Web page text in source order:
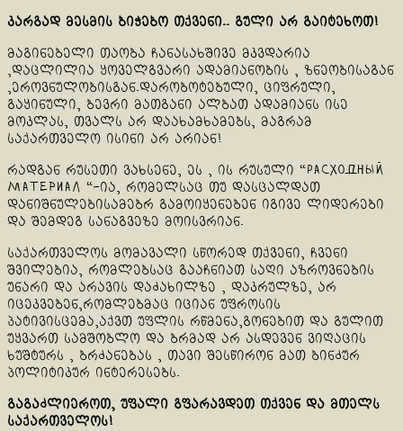
კარგად მესმის ბიჭებო თქვენი.. გული არ გაიტეხოთ!
მაგინებელი თაობა ჩანასახშივე მკვდარია
,დაცლილია ყოველგვარი ადამიანობის , ზნეობისაგან
,ეროვნულობისგან.დარობოტებული, ციფრული,
გაყინული, ბევრი მათგანი ალბათ ადამიანს ისე
მოკლას, თვალს არ დაახამხამებს, მაგრამ
საქართველო ისინი არ არიან!
რადგან რუსეთი ვახსენე, ეს , ის რუსული “Расходный
Материал “-ია, რომელსაც თუ დასცალდათ
დანიშნულებისამებრ გამოიყენებენ იგივე ლიდერები
და შემდეგ სანაგვეზე მოისვრიან.
საქართველოს მომავალი სწორედ თქვენი, ჩვენი
შვილებია, რომლებსაც გააჩნიათ საღი აზროვნების
უნარი და არავის დაძახილზე , დაკრულზე, არ
იცეკვებენ,რომლებმაც იციან უფროსის
პატივისცემა,აქვთ უფლის რწმენა,გონებით და გულით
უყვართ სამშობლო და ბრმად არ ასდევენ ვიღაცის
ხუშტურს , ბრძანებას , თავი შესწირონ მათ ბინძურ
პოლიტიკურ ინტერესებს.
გაგაძლიეროთ, უფალი გფარავდეთ თქვენ და მთელს
საქართველოს!